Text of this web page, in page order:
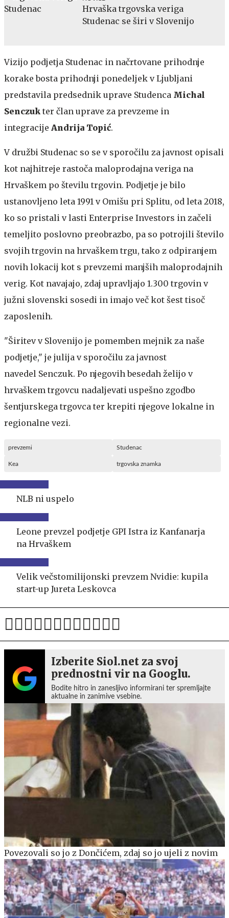
Hrvaška trgovska veriga
Studenac se širi v Slovenijo
Vizijo podjetja Studenac in načrtovane prihodnje
korake bosta prihodnji ponedeljek v Ljubljani
predstavila predsednik uprave Studenca Michal
Senczuk ter član uprave za prevzeme in
integracije Andrija Topić.
V družbi Studenac so se v sporočilu za javnost opisali
kot najhitreje rastoča maloprodajna veriga na
Hrvaškem po številu trgovin. Podjetje je bilo
ustanovljeno leta 1991 v Omišu pri Splitu, od leta 2018,
ko so pristali v lasti Enterprise Investors in začeli
temeljito poslovno preobrazbo, pa so potrojili število
svojih trgovin na hrvaškem trgu, tako z odpiranjem
novih lokacij kot s prevzemi manjših maloprodajnih
verig. Kot navajajo, zdaj upravljajo 1.300 trgovin v
južni slovenski sosedi in imajo več kot šest tisoč
zaposlenih.
"Širitev v Slovenijo je pomemben mejnik za naše
podjetje," je julija v sporočilu za javnost
navedel Senczuk. Po njegovih besedah želijo v
hrvaškem trgovcu nadaljevati uspešno zgodbo
šentjurskega trgovca ter krepiti njegove lokalne in
regionalne vezi.
prevzemi Studenac
Kea trgovska znamka
NLB ni uspelo
Leone prevzel podjetje GPI Istra iz Kanfanarja
na Hrvaškem
Velik večstomilijonski prevzem Nvidie: kupila
start-up Jureta Leskovca
Izberite Siol.net za svoj
prednostni vir na Googlu.
Bodite hitro in zanesljivo informirani ter spremljajte
aktualne in zanimive vsebine.
Povezovali so jo z Dončićem, zdaj so jo ujeli z novim